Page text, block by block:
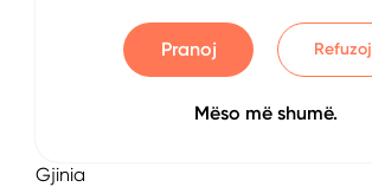
Numri i Telefonit
Gjinia
Pranoj Refuzoj
Mëso më shumë.